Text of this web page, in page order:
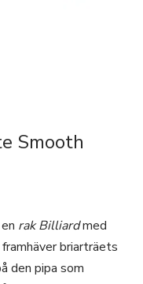
Smooth
rak Billiardmed
briarträets
den pipa som